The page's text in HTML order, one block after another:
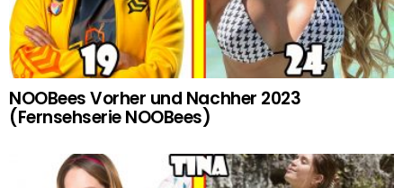
NOOBees Vorher und Nachher 2023
(Fernsehserie NOOBees)